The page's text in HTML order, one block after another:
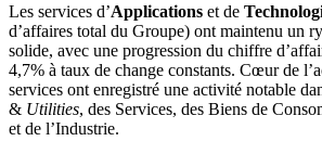
Les services d’Applications et de
d’affaires total du Groupe) ont maintenu un
solide, avec une progression du chiffre
4,7% à taux de change constants. Cœur de
services ont enregistré une activité notable
& Utilities, des Services, des Biens de
et de l’Industrie.